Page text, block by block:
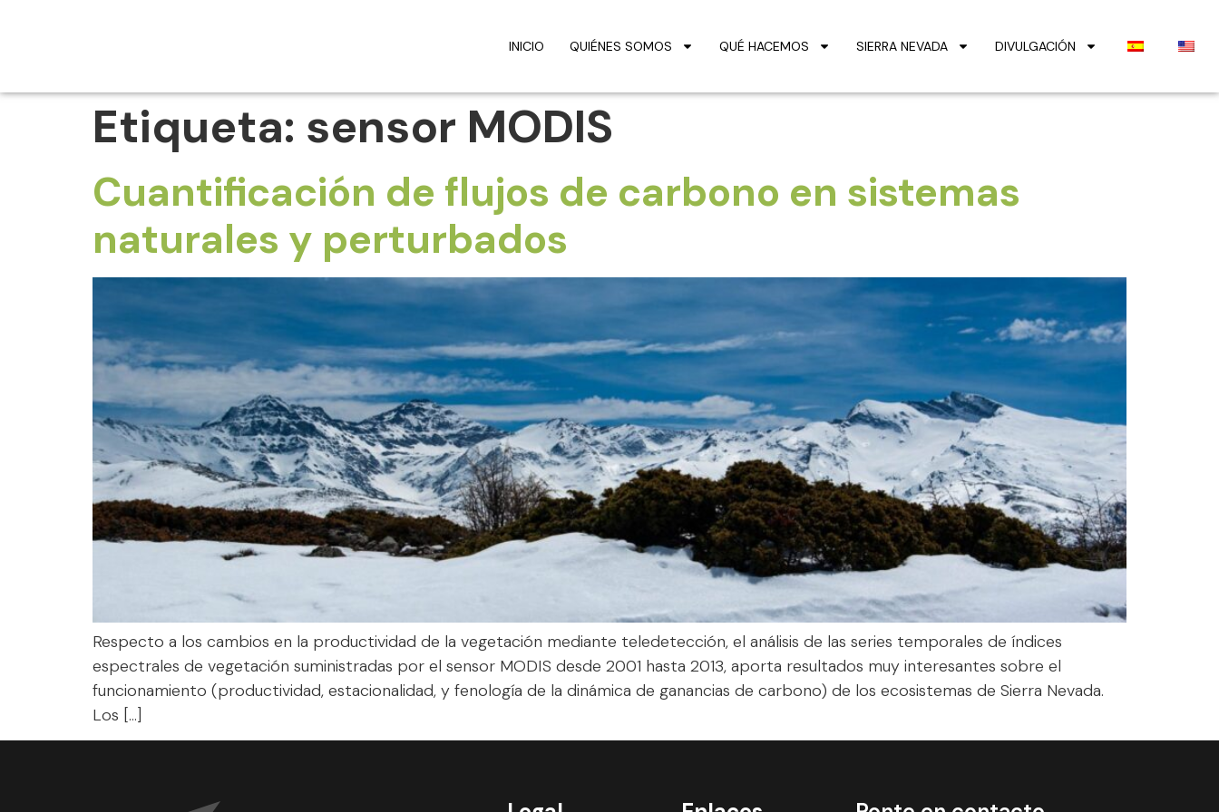
INICIO QUIÉNES SOMOS QUÉ HACEMOS SIERRA NEVADA DIVULGACIÓN
Etiqueta: sensor MODIS
Cuantificación de flujos de carbono en sistemas
naturales y perturbados
Respecto a los cambios en la productividad de la vegetación mediante teledetección, el análisis de las series temporales de índices
espectrales de vegetación suministradas por el sensor MODIS desde 2001 hasta 2013, aporta resultados muy interesantes sobre el
funcionamiento (productividad, estacionalidad, y fenología de la dinámica de ganancias de carbono) de los ecosistemas de Sierra Nevada.
Los […]